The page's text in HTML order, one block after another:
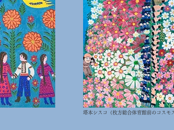
塔本シスコ《枚方総合体育館前のコスモ